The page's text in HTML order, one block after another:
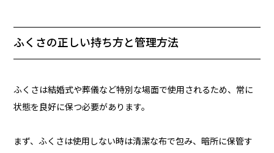
ふくさの正しい持ち方と管理方法
ふくさは結婚式や葬儀など特別な場面で使用されるため、常に
状態を良好に保つ必要があります。
まず、ふくさは使用しない時は清潔な布で包み、暗所に保管す